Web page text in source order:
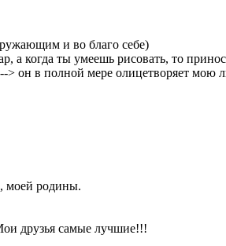
и во благо себе)
а когда ты умеешь рисовать, то
он в полной мере олицетворяет мою
моей родины.
друзья самые лучшие!!!